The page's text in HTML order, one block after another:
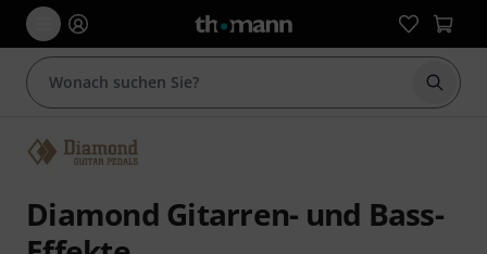
Suche
Diamond Gitarren- und Bass-